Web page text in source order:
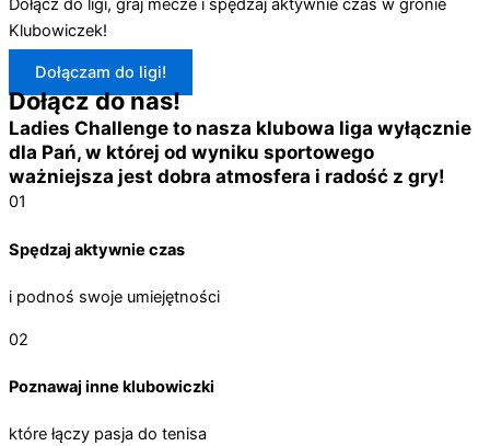
Klubowiczek!
Dołączam do ligi!
Dołącz do nas!
Ladies Challenge to nasza klubowa liga wyłącznie
dla Pań, w której od wyniku sportowego
ważniejsza jest dobra atmosfera i radość z gry!
01
Spędzaj aktywnie czas
i podnoś swoje umiejętności
02
Poznawaj inne klubowiczki
które łączy pasja do tenisa